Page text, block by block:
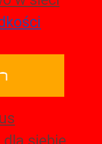
siebie